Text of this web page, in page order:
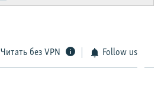
Читать без VPN Follow us